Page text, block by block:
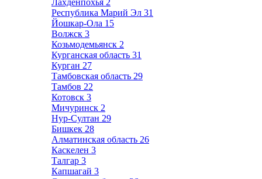
Лахденпохья 2
Республика Марий Эл 31
Йошкар-Ола 15
Волжск 3
Козьмодемьянск 2
Курганская область 31
Курган 27
Тамбовская область 29
Тамбов 22
Котовск 3
Мичуринск 2
Нур-Султан 29
Бишкек 28
Алматинская область 26
Каскелен 3
Талгар 3
Капшагай 3